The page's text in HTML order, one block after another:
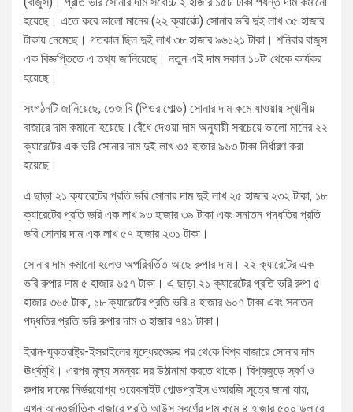
হয়েছে। এতে করে ভালো মানের (২২ ক্যারেট) সোনার ভরি দুই লাখ ৩৫ হাজার
টাকায় নেমেছে। গতকাল ছিল দুই লাখ ৩৮ হাজার ৯৬১২১ টাকা। শনিবার বাজুস
এক বিজ্ঞপ্তিতে এ তথ্য জানিয়েছে। নতুন এই দাম সকাল ১০টা থেকে কার্যকর
হয়েছে।
সংগঠনটি জানিয়েছে, তেজাবি (পিওর গোল্ড) সোনার দাম কমে যাওয়ায় স্থানীয়
বাজারে দাম কমানো হয়েছে।বেঁধে দেওয়া দাম অনুযায়ী সবচেয়ে ভালো মানের ২২
ক্যারেটের এক ভরি সোনার দাম দুই লাখ ৩৫ হাজার ৯৬৩ টাকা নির্ধারণ করা
হয়েছে।
এ ছাড়া ২১ ক্যারেটের প্রতি ভরি সোনার দাম দুই লাখ ২৫ হাজার ২৩২ টাকা, ১৮
ক্যারেটের প্রতি ভরি এক লাখ ৯৩ হাজার ৩৯ টাকা এবং সনাতন পদ্ধতির প্রতি
ভরি সোনার দাম এক লাখ ৫৭ হাজার ২৩১ টাকা।
সোনার দাম কমানো হলেও অপরিবর্তিত আছে রুপার দাম। ২২ ক্যারেটের এক
ভরি রুপার দাম ৫ হাজার ৬৫৭ টাকা। এ ছাড়া ২১ ক্যারেটের প্রতি ভরি রুপা ৫
হাজার ৩৬৫ টাকা, ১৮ ক্যারেটের প্রতি ভরি ৪ হাজার ৬০৭ টাকা এবং সনাতন
পদ্ধতির প্রতি ভরি রুপার দাম ৩ হাজার ৭৪১ টাকা।
ইরান-যুক্তরাষ্ট্র-ইসরাইলের যুদ্ধেরশেুরুর পর থে‌কে বিশ্ব বাজারে সোনার দাম
ঊর্ধ্বমুখি। এরপর মূল্য সমন্বয় দর উঠানামা করতে থাকে। বিশ্বজুড়ে স্বর্ণ ও
রুপার দামের নির্ভরযোগ্য ওয়েবসাইট গোল্ডপ্রাইস.ওআরজি সূত্রে জানা যায়,
এখন আন্তর্জাতিক বাজারে প্রতি আউন্স স্বর্ণের দাম কমে ৪ হাজার ৫০০ ডলারে